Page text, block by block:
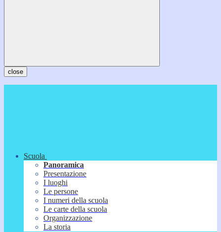
close
Scuola
Panoramica
Presentazione
I luoghi
Le persone
I numeri della scuola
Le carte della scuola
Organizzazione
La storia